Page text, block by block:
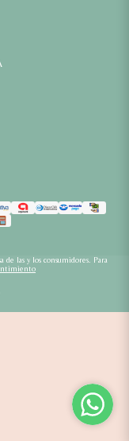
de las y los consumidores. Para